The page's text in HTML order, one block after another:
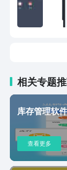
相关专题
库存管理软
查看更多